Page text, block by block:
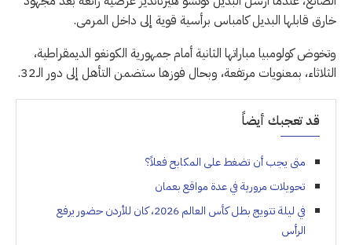
خارق قابلها البديل كامباس برأسية قوية إلى داخل المرمى.
وتخوض كولومبيا مباراتها الثانية أمام جمهورية الكونغو الديمقراطية،
الثلاثاء، بمعنويات مرتفعة، وبحال فوزها ستضمن التأهل إلى دور الـ32.
قد تعجبك أيضاً
متى يجب أن تضغط على المكابح فعلاً؟
تحويلات مرورية في عدة مواقع بعمان
في ليلة تتويج بطل كأس العالم 2026، كان للأردن حضور يرفع
الرأس